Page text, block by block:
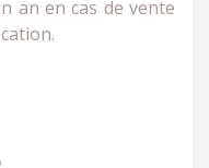
an en cas de vente